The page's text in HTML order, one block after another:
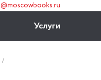
Услуги